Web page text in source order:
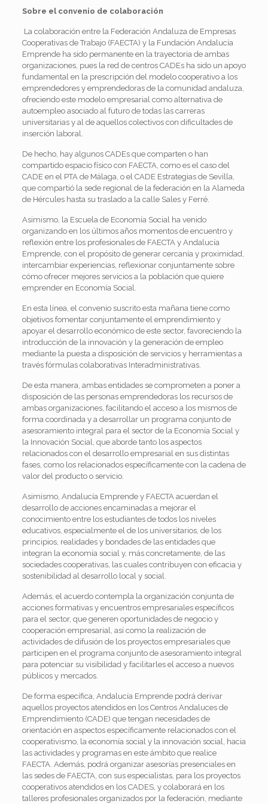
Sobre el convenio de colaboración
La colaboración entre la Federación Andaluza de Empresas
Cooperativas de Trabajo (FAECTA) y la Fundación Andalucía
Emprende ha sido permanente en la trayectoria de ambas
organizaciones, pues la red de centros CADEs ha sido un apoyo
fundamental en la prescripción del modelo cooperativo a los
emprendedores y emprendedoras de la comunidad andaluza,
ofreciendo este modelo empresarial como alternativa de
autoempleo asociado al futuro de todas las carreras
universitarias y al de aquellos colectivos con dificultades de
inserción laboral.
De hecho, hay algunos CADEs que comparten o han
compartido espacio físico con FAECTA, como es el caso del
CADE en el PTA de Málaga, o el CADE Estrategias de Sevilla,
que compartió la sede regional de la federación en la Alameda
de Hércules hasta su traslado a la calle Sales y Ferré.
Asimismo, la Escuela de Economía Social ha venido
organizando en los últimos años momentos de encuentro y
reflexión entre los profesionales de FAECTA y Andalucía
Emprende, con el propósito de generar cercanía y proximidad,
intercambiar experiencias, reflexionar conjuntamente sobre
cómo ofrecer mejores servicios a la población que quiere
emprender en Economía Social.
En esta línea, el convenio suscrito esta mañana tiene como
objetivos fomentar conjuntamente el emprendimiento y
apoyar el desarrollo económico de este sector, favoreciendo la
introducción de la innovación y la generación de empleo
mediante la puesta a disposición de servicios y herramientas a
través fórmulas colaborativas Interadministrativas.
De esta manera, ambas entidades se comprometen a poner a
disposición de las personas emprendedoras los recursos de
ambas organizaciones, facilitando el acceso a los mismos de
forma coordinada y a desarrollar un programa conjunto de
asesoramiento integral para el sector de la Economía Social y
la Innovación Social, que aborde tanto los aspectos
relacionados con el desarrollo empresarial en sus distintas
fases, como los relacionados específicamente con la cadena de
valor del producto o servicio.
Asimismo, Andalucía Emprende y FAECTA acuerdan el
desarrollo de acciones encaminadas a mejorar el
conocimiento entre los estudiantes de todos los niveles
educativos, especialmente el de los universitarios, de los
principios, realidades y bondades de las entidades que
integran la economía social y, más concretamente, de las
sociedades cooperativas, las cuales contribuyen con eficacia y
sostenibilidad al desarrollo local y social.
Además, el acuerdo contempla la organización conjunta de
acciones formativas y encuentros empresariales específicos
para el sector, que generen oportunidades de negocio y
cooperación empresarial, así como la realización de
actividades de difusión de los proyectos empresariales que
participen en el programa conjunto de asesoramiento integral
para potenciar su visibilidad y facilitarles el acceso a nuevos
públicos y mercados.
De forma específica, Andalucía Emprende podrá derivar
aquellos proyectos atendidos en los Centros Andaluces de
Emprendimiento (CADE) que tengan necesidades de
orientación en aspectos específicamente relacionados con el
cooperativismo, la economía social y la innovación social, hacia
las actividades y programas en este ámbito que realice
FAECTA. Además, podrá organizar asesorías presenciales en
las sedes de FAECTA, con sus especialistas, para los proyectos
cooperativos atendidos en los CADES, y colaborará en los
talleres profesionales organizados por la federación, mediante